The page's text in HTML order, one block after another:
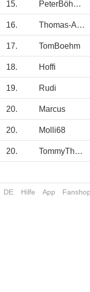
15. PeterBöhmländer
16. Thomas-Auerochs
17. TomBoehm
18. Hoffi
19. Rudi
20. Marcus
20. Molli68
20. TommyTheSnake
DE Hilfe App Fanshop